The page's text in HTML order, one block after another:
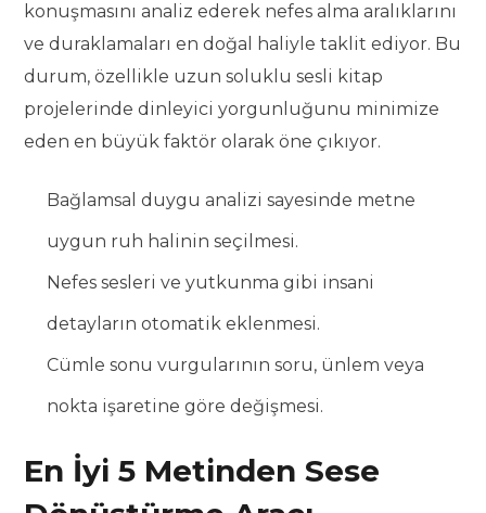
konuşmasını analiz ederek nefes alma aralıklarını
ve duraklamaları en doğal haliyle taklit ediyor. Bu
durum, özellikle uzun soluklu sesli kitap
projelerinde dinleyici yorgunluğunu minimize
eden en büyük faktör olarak öne çıkıyor.
Bağlamsal duygu analizi sayesinde metne
uygun ruh halinin seçilmesi.
Nefes sesleri ve yutkunma gibi insani
detayların otomatik eklenmesi.
Cümle sonu vurgularının soru, ünlem veya
nokta işaretine göre değişmesi.
En İyi 5 Metinden Sese